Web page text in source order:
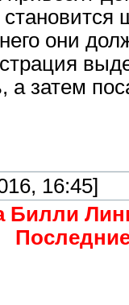
они
а затем
16:45]
Билли